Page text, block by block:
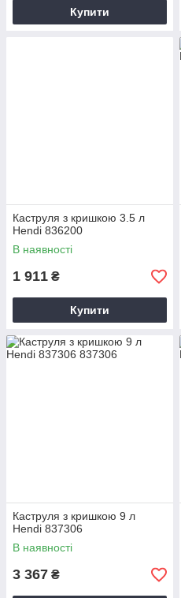
Купити
Каструля з кришкою 3.5 л
Hendi 836200
В наявності
1 911 ₴
Купити
Каструля з кришкою 9 л
Hendi 837306
В наявності
3 367 ₴